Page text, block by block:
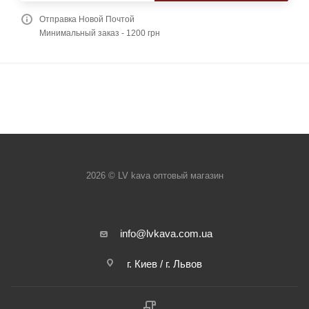
Отправка Новой Почтой
Минимальный заказ - 1200 грн
2026 © LV kava оптовый магазин
info@lvkava.com.ua
г. Киев / г. Львов